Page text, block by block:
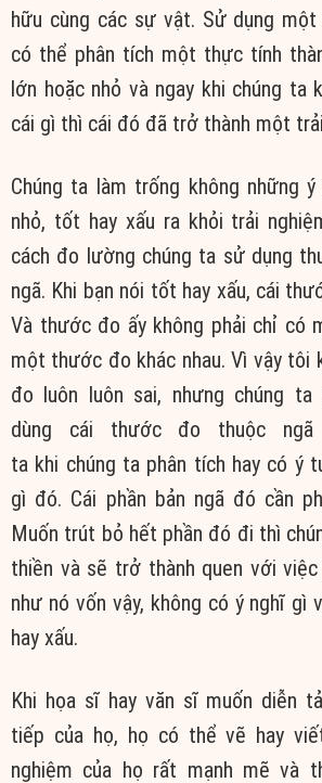
hữu cùng các sự vật. Sử dụng
có thể phân tích một thực tính
lớn hoặc nhỏ và ngay khi chúng ta
cái gì thì cái đó đã trở thành một
Chúng ta làm trống không những
nhỏ, tốt hay xấu ra khỏi trải
cách đo lường chúng ta sử dụng
ngã. Khi bạn nói tốt hay xấu, cái
Và thước đo ấy không phải chỉ có
một thước đo khác nhau. Vì vậy tôi
đo luôn luôn sai, nhưng chúng ta
dùng cái thước đo thuộc ngã
ta khi chúng ta phân tích hay có ý
gì đó. Cái phần bản ngã đó cần
Muốn trút bỏ hết phần đó đi thì
thiền và sẽ trở thành quen với
như nó vốn vậy, không có ý nghĩ gì
hay xấu.
Khi họa sĩ hay văn sĩ muốn diễn
tiếp của họ, họ có thể vẽ hay
nghiệm của họ rất mạnh mẽ và